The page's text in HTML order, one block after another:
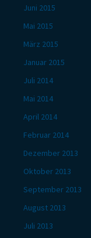
Juni 2015
Mai 2015
März 2015
Januar 2015
Juli 2014
Mai 2014
April 2014
Februar 2014
Dezember 2013
Oktober 2013
September 2013
August 2013
Juli 2013